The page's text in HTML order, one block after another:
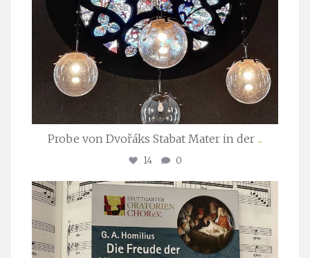
Probe von Dvořáks Stabat Mater in der ...
14 0
stuttgarter_oratorienchor
Nov. 29